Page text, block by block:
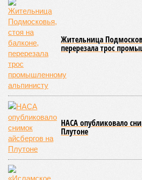
заключение о соответствии проектной
разрешение на ввод жилищного
совсем недалеко, в паре станций метро
улице, картина, можно сказать, прямо
ЖК «Светлый мир «Станция Л»: та же
банкрот Seven Suns Development, та
схема достройки через Capital Group
за прошедшие два года результатов,
практически не видно. По
порталов, первую очередь ЖК
декабрю 2026 г., вторую – к марту
этом из кураторов стройки не
сроки должны материализоваться? На
площадке, по свидетельствам